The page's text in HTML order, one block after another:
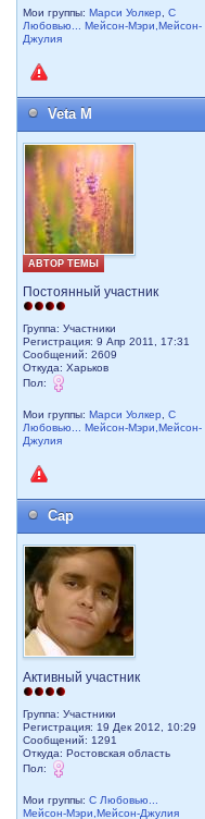
Мои группы:Марси Уолкер ,С
Любовью... Мейсон-Мэри,Мейсон-
Джулия
Veta M
АВТОР ТЕМЫ
Постоянный участник
Группа: Участники
Регистрация: 9 Апр 2011, 17:31
Сообщений: 2609
Откуда: Харьков
Пол:
Мои группы:Марси Уолкер ,С
Любовью... Мейсон-Мэри,Мейсон-
Джулия
Cap
Активный участник
Группа: Участники
Регистрация: 19 Дек 2012, 10:29
Сообщений: 1291
Откуда: Ростовская область
Пол:
Мои группы:С Любовью...
Мейсон-Мэри,Мейсон-Джулия